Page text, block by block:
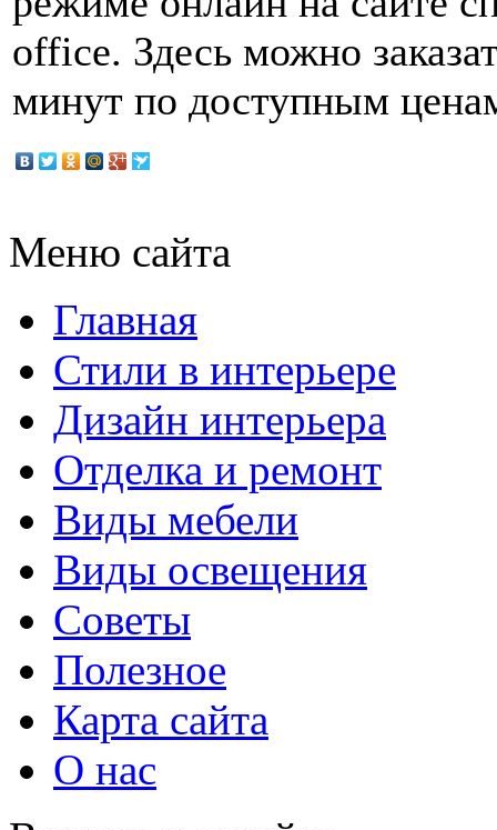
office. Здесь можно
минут по доступным
Меню сайта
Главная
Стили в интерьере
Дизайн интерьера
Отделка и ремонт
Виды мебели
Виды освещения
Советы
Полезное
Карта сайта
О нас